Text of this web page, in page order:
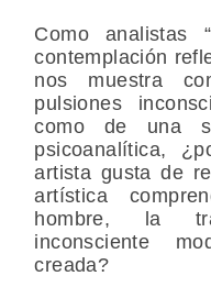
Como
contemplación
nos muestra
pulsiones
como de una
psicoanalítica,
artista gusta de
artística
hombre, la
inconsciente
creada?